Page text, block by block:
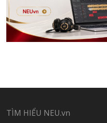
TÌM HIỂU NEU.vn